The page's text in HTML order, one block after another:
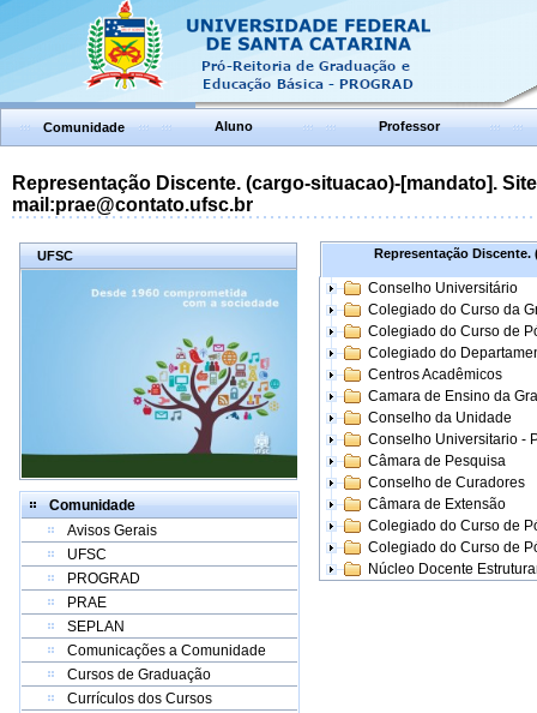
Comunidade Aluno Professor
Representação Discente. (cargo-situacao)-[mandato].
mail:prae@contato.ufsc.br
UFSC
Comunidade
Avisos Gerais
UFSC
PROGRAD
PRAE
SEPLAN
Comunicações a Comunidade
Cursos de Graduação
Currículos dos Cursos
Representação Discente.
Conselho Universitário
Colegiado do Curso da
Colegiado do Curso de
Colegiado do
Centros Acadêmicos
Camara de Ensino da
Conselho da Unidade
Conselho Universitario -
Câmara de Pesquisa
Conselho de Curadores
Câmara de Extensão
Colegiado do Curso de
Colegiado do Curso de
Núcleo Docente